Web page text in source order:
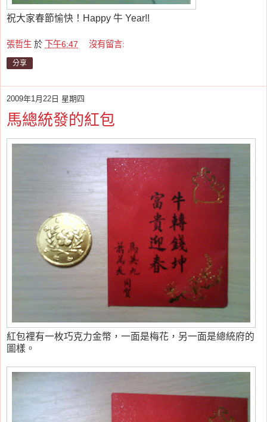
祝大家春節愉快！Happy 牛 Year!!
張哲生 於 下午6:47 沒有留言:
分享
2009年1月22日 星期四
馬總統發的紅包
紅包裡有一枚巧克力金幣，一面是梅花，另一面是總統府的
圖樣。